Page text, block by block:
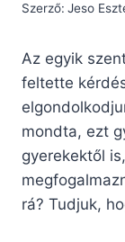
Szerző: Jeso
Az egyik
feltette
mondta, ezt
gyerekektől
rá? Tudjuk,